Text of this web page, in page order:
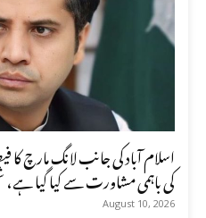
اسلام آباد کی جانب لانگ مارچ کا
کی باہمی مشاورت سے کیا گیا
August 10, 2026